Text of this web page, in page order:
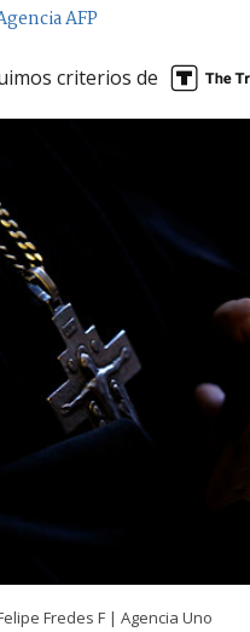
AFP
criterios de
Fredes F | Agencia Uno